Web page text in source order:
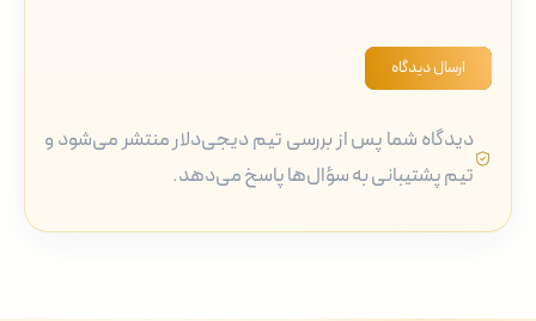
ارسال دیدگاه
دیدگاه شما پس از بررسی تیم دیجی‌دلار منتشر می‌شود و
تیم پشتیبانی به سؤال‌ها پاسخ می‌دهد.